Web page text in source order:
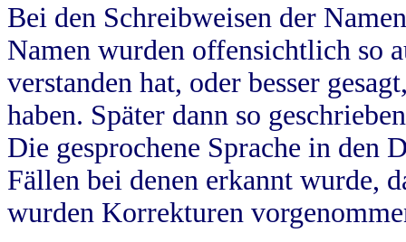
Bei den Schreibweisen der
Namen wurden offensichtlich so
verstanden hat, oder besser
haben. Später dann so
Die gesprochene Sprache in
Fällen bei denen erkannt wurde,
wurden Korrekturen